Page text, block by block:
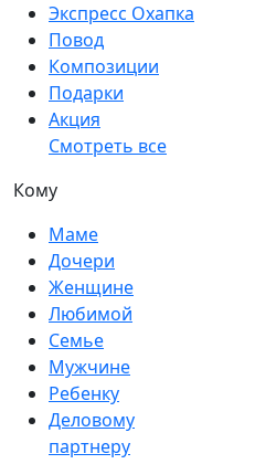
Экспресс Охапка
Повод
Композиции
Подарки
Акция
Смотреть все
Кому
Маме
Дочери
Женщине
Любимой
Семье
Мужчине
Ребенку
Деловому
партнеру